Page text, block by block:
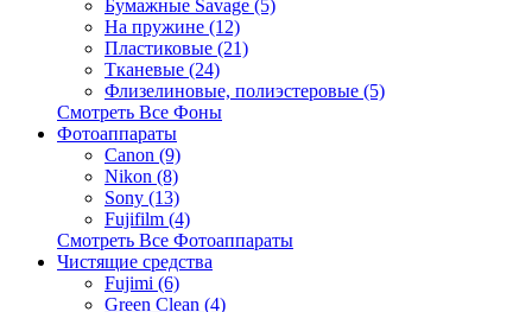
Бумажные Savage (5)
На пружине (12)
Пластиковые (21)
Тканевые (24)
Флизелиновые, полиэстеровые (5)
Смотреть Все Фоны
Фотоаппараты
Canon (9)
Nikon (8)
Sony (13)
Fujifilm (4)
Смотреть Все Фотоаппараты
Чистящие средства
Fujimi (6)
Green Clean (4)